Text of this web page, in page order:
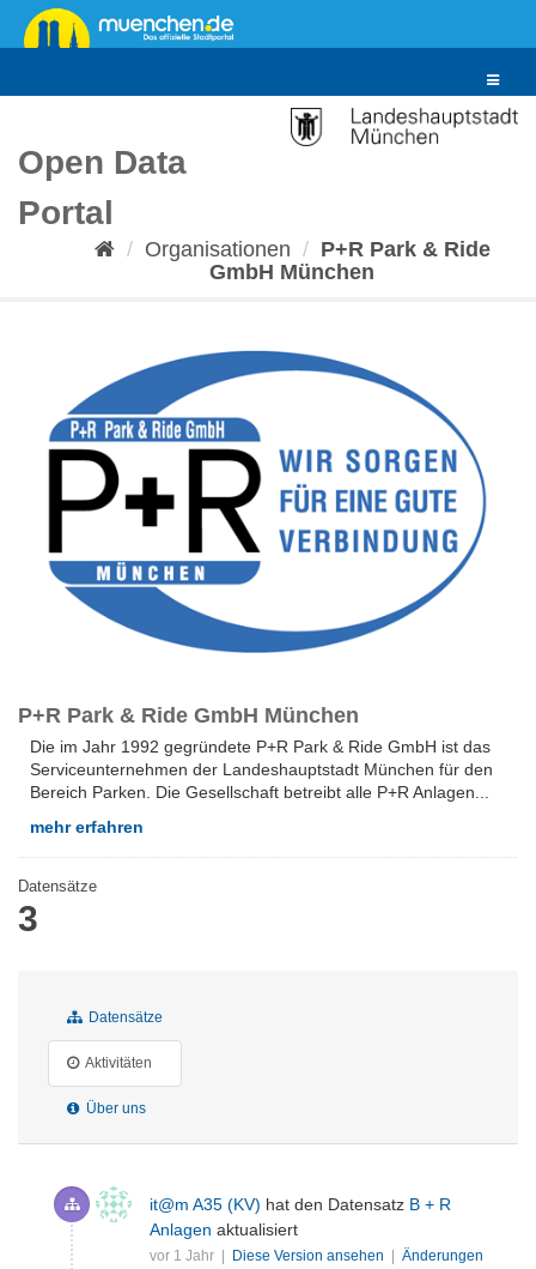
Überspringen
zum
Toggle
Open Data
Portal
Organisationen
P+R Park & Ride
GmbH München
P+R Park & Ride GmbH München
Die im Jahr 1992 gegründete P+R Park & Ride GmbH ist das
Serviceunternehmen der Landeshauptstadt München für den
Bereich Parken. Die Gesellschaft betreibt alle P+R Anlagen...
mehr erfahren
Datensätze
3
Datensätze
Aktivitäten
Über uns
it@m A35 (KV) hat den Datensatz B + R
Anlagen aktualisiert
vor 1 Jahr | Diese Version ansehen | Änderungen